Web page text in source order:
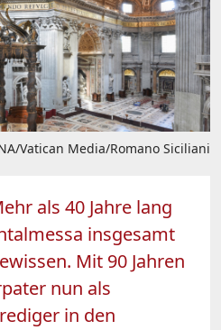
Vatican Media/Romano Siciliani
als 40 Jahre lang
insgesamt
Mit 90 Jahren
nun als
in den